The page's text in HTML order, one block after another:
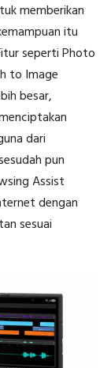
memberikan
itu
seperti Photo
to Image
besar,
dari
pun
Assist
dengan
sesuai